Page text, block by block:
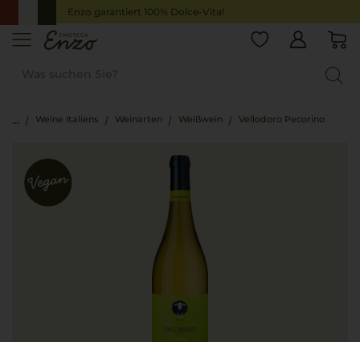
Enzo garantiert 100% Dolce-Vita!
Weine Italiens Weinarten Weißwein Vellodoro Pecorino